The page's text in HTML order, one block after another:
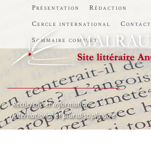
Présentation
Rédaction
Cercle international
Contact
Sommaire complet
Recherche et information
International et pluridisciplinaire